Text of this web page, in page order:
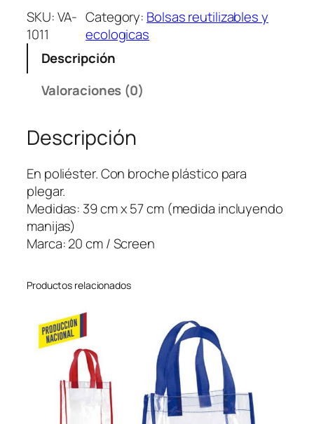
l
s
a
a
b
l
e
G
i
b
n
SKU:VA-
1011
Category: Bolsas reutilizables y
ecologicas
Descripción
Valoraciones (0)
Descripción
En poliéster. Con broche plástico para
plegar.
Medidas: 39 cm x 57 cm (medida incluyendo
manijas)
Marca: 20 cm / Screen
Productos relacionados